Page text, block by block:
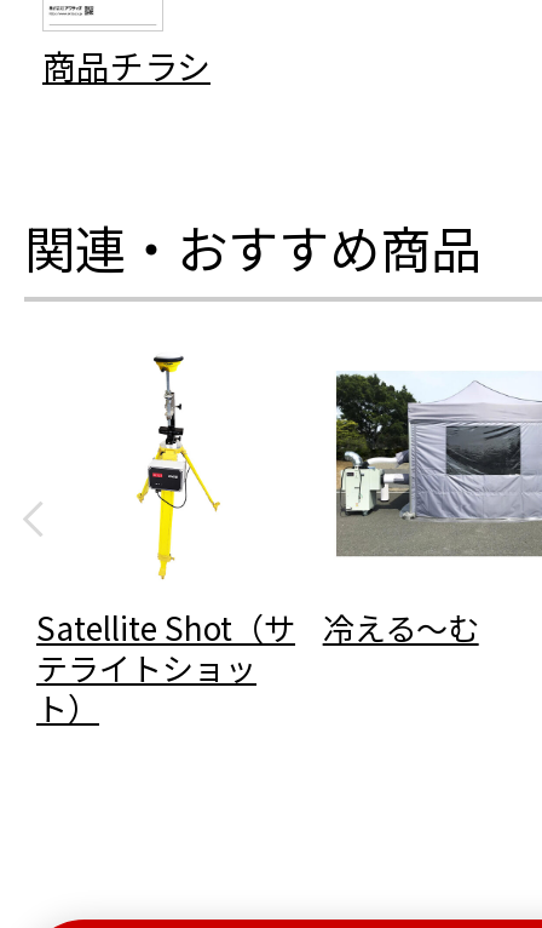
商品チラシ
関連・おすすめ商品
Satellite Shot（サ
テライトショッ
ト）
冷える～む